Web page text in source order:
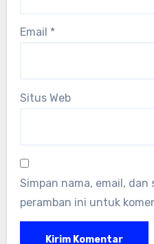
Email *
Situs Web
Simpan nama, email, dan
peramban ini untuk